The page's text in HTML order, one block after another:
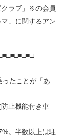
クラブ」※の会員
」に関するアン
たことが「あ
止機能付き車
。半数以上は駐